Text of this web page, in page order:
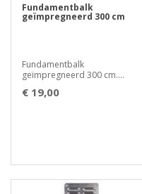
Fundamentbalk
geïmpregneerd 300 cm
Fundamentbalk
geïmpregneerd 300 cm....
€ 19,00